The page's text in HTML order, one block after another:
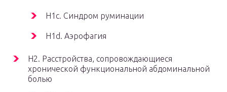
H1c. Синдром руминации
H1d. Аэрофагия
H2. Расстройства, сопровождающиеся
хронической функциональной абдоминальной
болью